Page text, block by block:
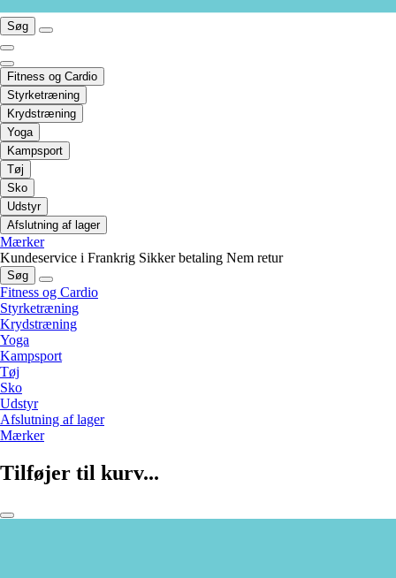
Søg
Fitness og Cardio
Styrketræning
Krydstræning
Yoga
Kampsport
Tøj
Sko
Udstyr
Afslutning af lager
Mærker
Kundeservice i Frankrig Sikker betaling Nem retur
Søg
Fitness og Cardio
Styrketræning
Krydstræning
Yoga
Kampsport
Tøj
Sko
Udstyr
Afslutning af lager
Mærker
Tilføjer til kurv...